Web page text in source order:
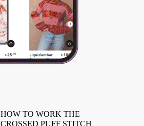
HOW TO WORK THE
CROSSED PUFF STITCH